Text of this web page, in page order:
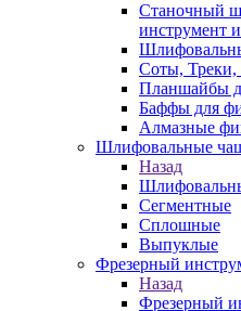
Станочный
инструмент
Соты,
Планшайбы
Баффы для
Алмазные
Шлифовальные
Назад
Сегментные
Сплошные
Выпуклые
Фрезерный
Назад
Фрезерный